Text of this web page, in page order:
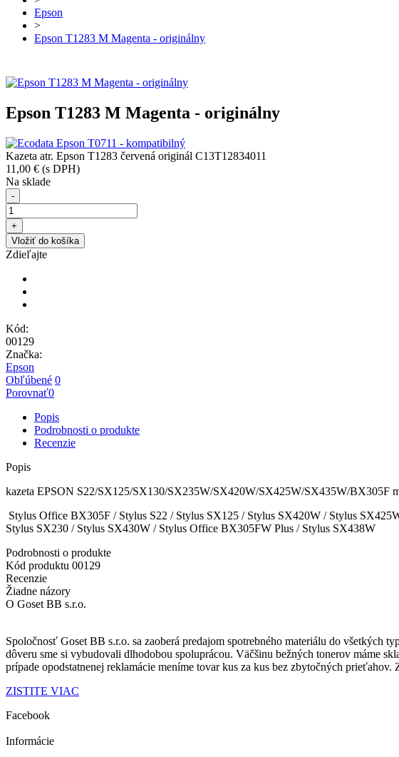
Epson
>
Epson T1283 M Magenta - originálny
Epson T1283 M Magenta - originálny
Kazeta atr. Epson T1283 červená originál C13T12834011
11,00 € (s DPH)
Na sklade
-
+
Vložiť do košíka
Zdieľajte
Kód:
00129
Značka:
Epson
Obľúbené 0
Porovnať0
Popis
Podrobnosti o produkte
Recenzie
Popis
kazeta EPSON S22/SX125/SX130/SX235W/SX420W/SX425W/SX435W/BX305F
Stylus Office BX305F / Stylus S22 / Stylus SX125 / Stylus SX420W / Stylus
Stylus SX230 / Stylus SX430W / Stylus Office BX305FW Plus / Stylus SX438W
Podrobnosti o produkte
Kód produktu 00129
Recenzie
Žiadne názory
O Goset BB s.r.o.
Spoločnosť Goset BB s.r.o. sa zaoberá predajom spotrebného materiálu do všetkých
dôveru sme si vybudovali dlhodobou spoluprácou. Väčšinu bežných tonerov máme
prípade opodstatnenej reklamácie meníme tovar kus za kus bez zbytočných prieťahov.
ZISTITE VIAC
Facebook
Informácie